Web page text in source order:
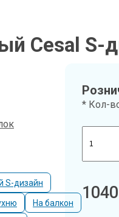
Cesal S-
S-дизайн
На балкон
* Кол-
1040